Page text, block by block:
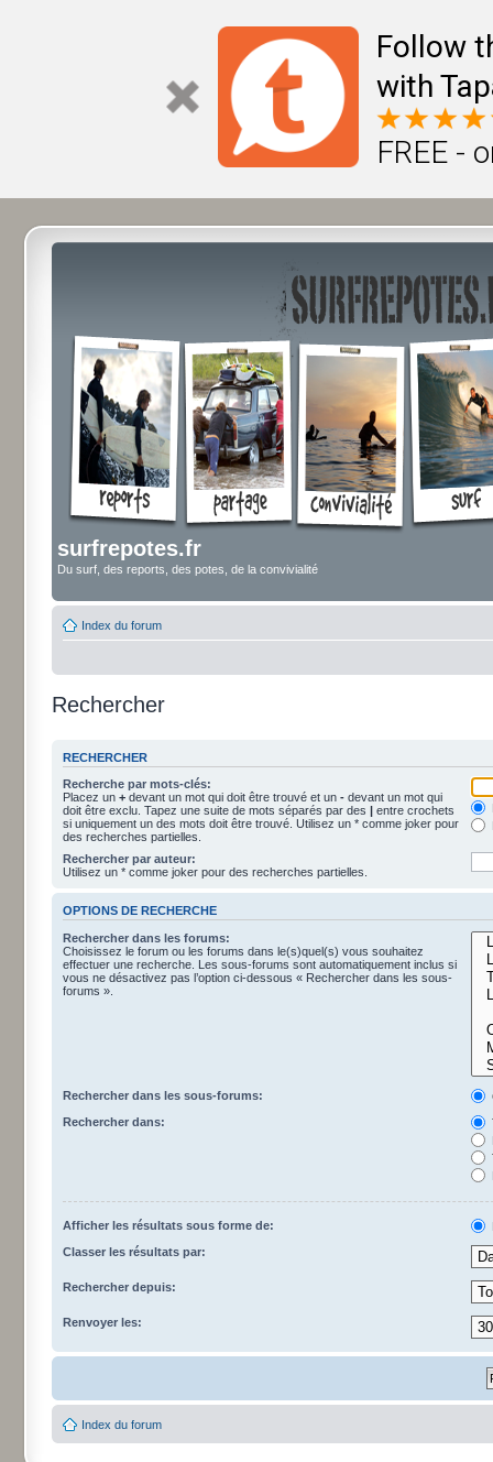
Follow
with
FREE -
surfrepotes.fr
Du surf, des reports, des potes, de la convivialité
Index du forum
Rechercher
RECHERCHER
Recherche par mots-clés:
Placez un + devant un mot qui doit être trouvé et un - devant un mot qui
doit être exclu. Tapez une suite de mots séparés par des | entre crochets
si uniquement un des mots doit être trouvé. Utilisez un * comme joker pour
des recherches partielles.
Rechercher par auteur:
Utilisez un * comme joker pour des recherches partielles.
OPTIONS DE RECHERCHE
Rechercher dans les forums:
Choisissez le forum ou les forums dans le(s)quel(s) vous souhaitez
effectuer une recherche. Les sous-forums sont automatiquement inclus si
vous ne désactivez pas l’option ci-dessous « Rechercher dans les sous-
forums ».
Rechercher dans les sous-forums:
Rechercher dans:
Afficher les résultats sous forme de:
Classer les résultats par:
Rechercher depuis:
Renvoyer les:
Index du forum